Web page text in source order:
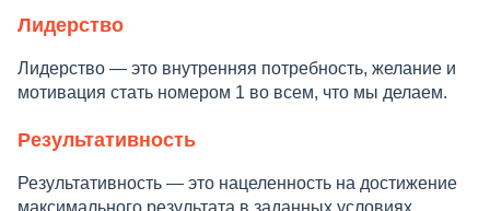
Лидерство
Лидерство — это внутренняя потребность, желание и
мотивация стать номером 1 во всем, что мы делаем.
Результативность
Результативность — это нацеленность на достижение
максимального результата в заданных условиях.